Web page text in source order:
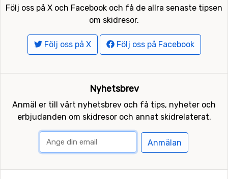
Följ oss på X och Facebook och få de allra senaste tipsen
om skidresor.
Följ oss på X Följ oss på Facebook
Nyhetsbrev
Anmäl er till vårt nyhetsbrev och få tips, nyheter och
erbjudanden om skidresor och annat skidrelaterat.
Anmälan